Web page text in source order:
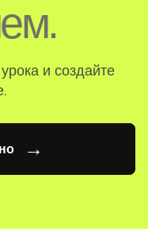
и создайте
→